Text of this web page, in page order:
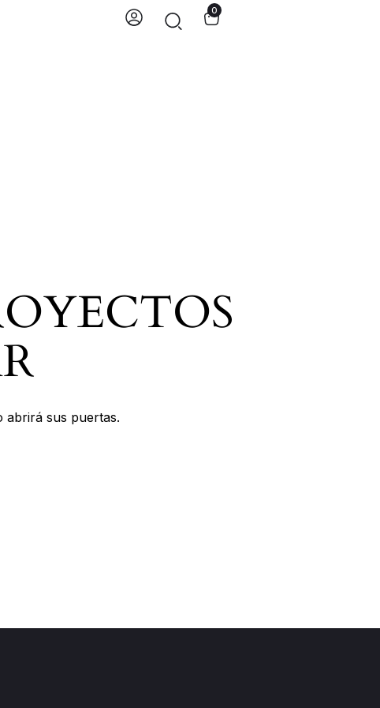
0
abrirá sus puertas.